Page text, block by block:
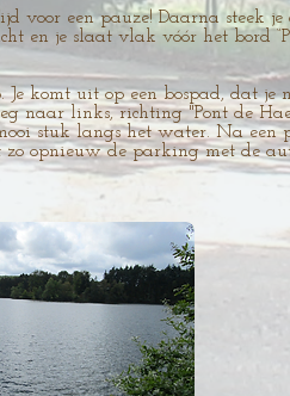
een pauze! Daarna steek je
en je slaat vlak vóór het bord
komt uit op een bospad, dat je
naar links, richting "Pont de
stuk langs het water. Na een
zo opnieuw de parking met de